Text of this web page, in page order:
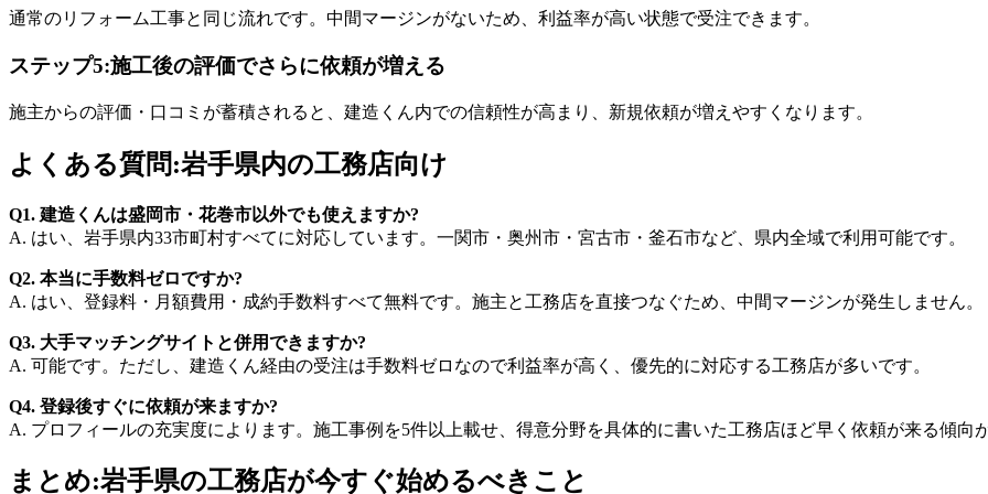
通常のリフォーム工事と同じ流れです。中間マージンがないため、利益率が高い状態で受注できます。
ステップ5:施工後の評価でさらに依頼が増える
施主からの評価・口コミが蓄積されると、建造くん内での信頼性が高まり、新規依頼が増えやすくなります。
よくある質問:岩手県内の工務店向け
Q1. 建造くんは盛岡市・花巻市以外でも使えますか?
A. はい、岩手県内33市町村すべてに対応しています。一関市・奥州市・宮古市・釜石市など、県内全域で利用可能です。
Q2. 本当に手数料ゼロですか?
A. はい、登録料・月額費用・成約手数料すべて無料です。施主と工務店を直接つなぐため、中間マージンが発生しません。
Q3. 大手マッチングサイトと併用できますか?
A. 可能です。ただし、建造くん経由の受注は手数料ゼロなので利益率が高く、優先的に対応する工務店が多いです。
Q4. 登録後すぐに依頼が来ますか?
A. プロフィールの充実度によります。施工事例を5件以上載せ、得意分野を具体的に書いた工務店ほど早く依頼が来る傾向
まとめ:岩手県の工務店が今すぐ始めるべきこと